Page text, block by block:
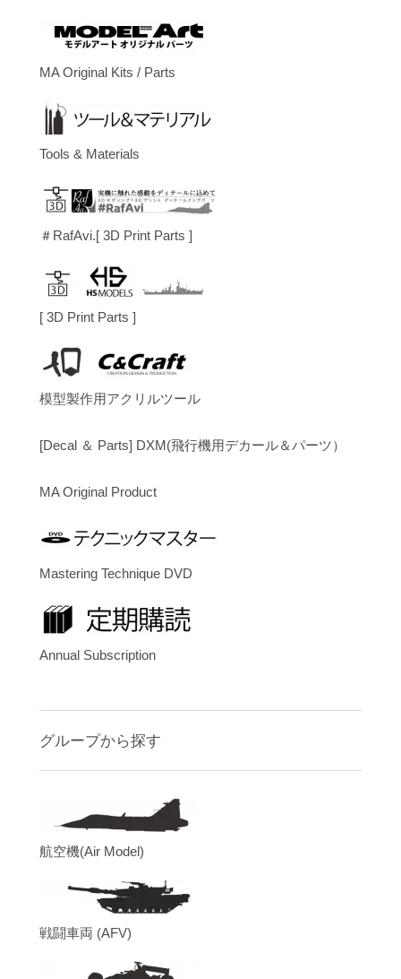
MA Original Kits / Parts
Tools & Materials
＃RafAvi.[ 3D Print Parts ]
[ 3D Print Parts ]
模型製作用アクリルツール
[Decal ＆ Parts] DXM(飛行機用デカール＆パーツ）
MA Original Product
Mastering Technique DVD
Annual Subscription
グループから探す
航空機(Air Model)
戦闘車両 (AFV)